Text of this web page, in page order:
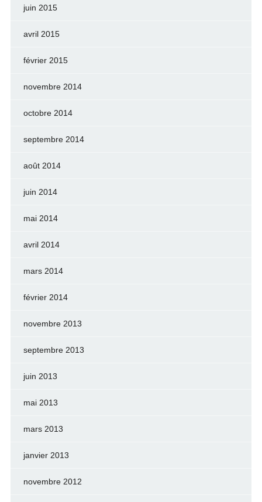
juin 2015
avril 2015
février 2015
novembre 2014
octobre 2014
septembre 2014
août 2014
juin 2014
mai 2014
avril 2014
mars 2014
février 2014
novembre 2013
septembre 2013
juin 2013
mai 2013
mars 2013
janvier 2013
novembre 2012